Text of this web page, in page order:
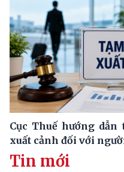
Cục Thuế hướng
xuất cảnh đối với
Tin mới